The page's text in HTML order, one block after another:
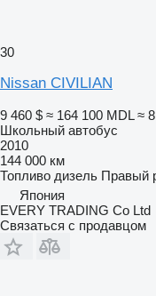
30
Nissan CIVILIAN
9 460 $ ≈ 164 100 MDL ≈
Школьный автобус
2010
144 000 км
Топливо дизель Правый
Япония
EVERY TRADING Co Ltd
Связаться с продавцом